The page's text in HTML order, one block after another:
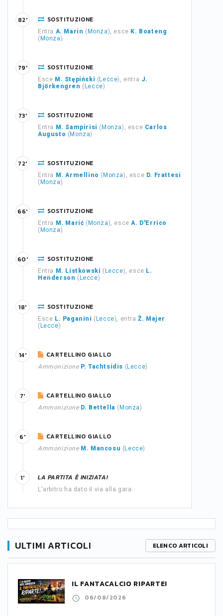
SOSTITUZIONE
Entra A. Marin ( Monza), esce K. Boateng
( Monza)
82'
SOSTITUZIONE
Esce M. Stępiński ( Lecce), entra J.
Björkengren ( Lecce)
79'
SOSTITUZIONE
Entra M. Sampirisi ( Monza), esce Carlos
Augusto ( Monza)
73'
SOSTITUZIONE
Entra M. Armellino ( Monza), esce D. Frattesi
( Monza)
72'
SOSTITUZIONE
Entra M. Marić ( Monza), esceA. D'Errico
( Monza)
66'
SOSTITUZIONE
Entra M. Listkowski ( Lecce), esce L.
Henderson ( Lecce)
60'
SOSTITUZIONE
Esce L. Paganini ( Lecce), entraŽ. Majer
( Lecce)
18'
CARTELLINO GIALLO
Ammonizione P. Tachtsidis ( Lecce)
14'
CARTELLINO GIALLO
Ammonizione D. Bettella ( Monza)
7'
CARTELLINO GIALLO
Ammonizione M. Mancosu ( Lecce)
6'
LA PARTITA È INIZIATA!
L'arbitro ha dato il via alla gara.
1'
ULTIMI ARTICOLI ELENCO ARTICOLI
IL FANTACALCIO RIPARTE!
06/08/2026